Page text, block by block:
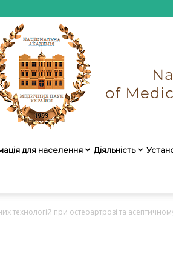
для населення Діяльність
технологій при остеоартрозі та